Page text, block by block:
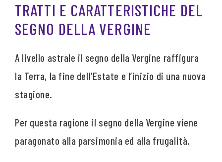
TRATTI E CARATTERISTICHE DEL
SEGNO DELLA VERGINE
A livello astrale il segno della Vergine raffigura
la Terra, la fine dell’Estate e l’inizio di una nuova
stagione.
Per questa ragione il segno della Vergine viene
paragonato alla parsimonia ed alla frugalità.